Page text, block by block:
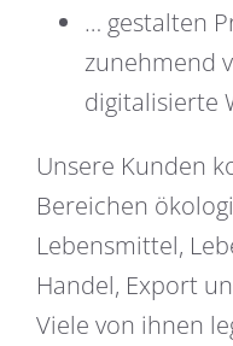
… gestalten
zunehmend
digitalisierte
Unsere Kunden
Bereichen
Lebensmittel,
Handel, Export
Viele von ihnen